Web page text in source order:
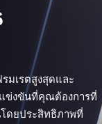
มเรตสูงสุดและ
ข่งขันที่คุณต้องการที่
ดยประสิทธิภาพที่